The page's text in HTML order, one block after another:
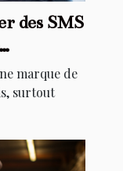
des SMS
marque de
surtout